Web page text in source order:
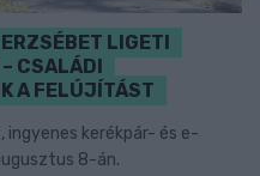
LIGETI
CSALÁDI
A FELÚJÍTÁST
ingyenes kerékpár- és e-
8-án.